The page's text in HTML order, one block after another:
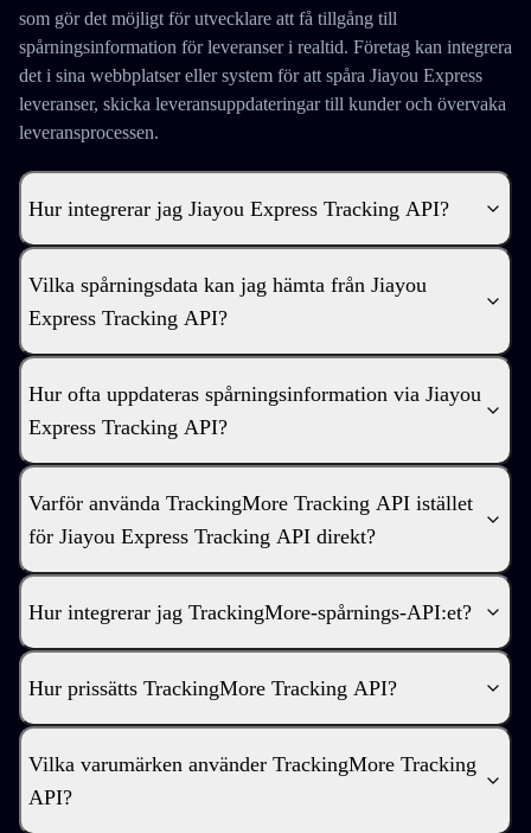
som gör det möjligt för utvecklare att få tillgång till
spårningsinformation för leveranser i realtid. Företag kan integrera
det i sina webbplatser eller system för att spåra Jiayou Express
leveranser, skicka leveransuppdateringar till kunder och övervaka
leveransprocessen.
Hur integrerar jag Jiayou Express Tracking API?
Vilka spårningsdata kan jag hämta från Jiayou
Express Tracking API?
Hur ofta uppdateras spårningsinformation via Jiayou
Express Tracking API?
Varför använda TrackingMore Tracking API istället
för Jiayou Express Tracking API direkt?
Hur integrerar jag TrackingMore-spårnings-API:et?
Hur prissätts TrackingMore Tracking API?
Vilka varumärken använder TrackingMore Tracking
API?